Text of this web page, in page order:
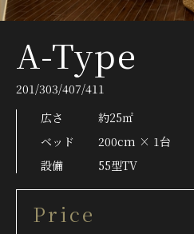
A-Type
201/303/407/411
広さ
約25㎡
ベッド
200cm × 1台
設備
55型TV
Price